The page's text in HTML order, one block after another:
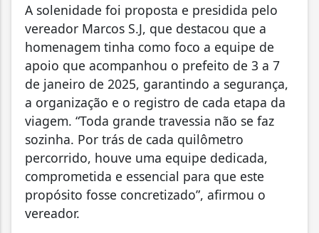
A solenidade foi proposta e presidida pelo
vereador Marcos S.J, que destacou que a
homenagem tinha como foco a equipe de
apoio que acompanhou o prefeito de 3 a 7
de janeiro de 2025, garantindo a segurança,
a organização e o registro de cada etapa da
viagem. “Toda grande travessia não se faz
sozinha. Por trás de cada quilômetro
percorrido, houve uma equipe dedicada,
comprometida e essencial para que este
propósito fosse concretizado”, afirmou o
vereador.